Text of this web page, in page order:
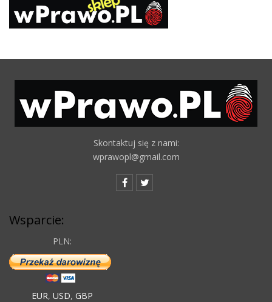
Skontaktuj się z nami:
wprawopl@gmail.com
Wsparcie:
PLN:
EUR, USD, GBP